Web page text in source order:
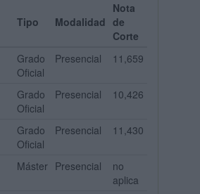
Tipo Modalidad
Nota
de
Corte
Grado
Oficial
Presencial 11,659
Grado
Oficial
Presencial 10,426
Grado
Oficial
Presencial 11,430
Máster Presencial
no
aplica